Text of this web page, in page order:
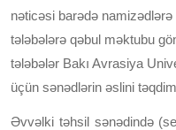
nəticəsi barədə
tələbələrə qəbul məktubu
tələbələr Bakı Avrasiya
üçün sənədlərin əslini
Əvvəlki təhsil sənədində